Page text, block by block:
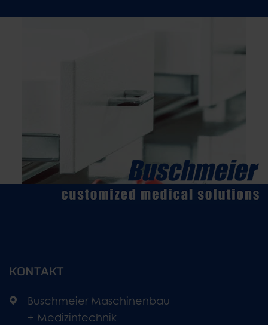
KONTAKT
Buschmeier Maschinenbau
+ Medizintechnik